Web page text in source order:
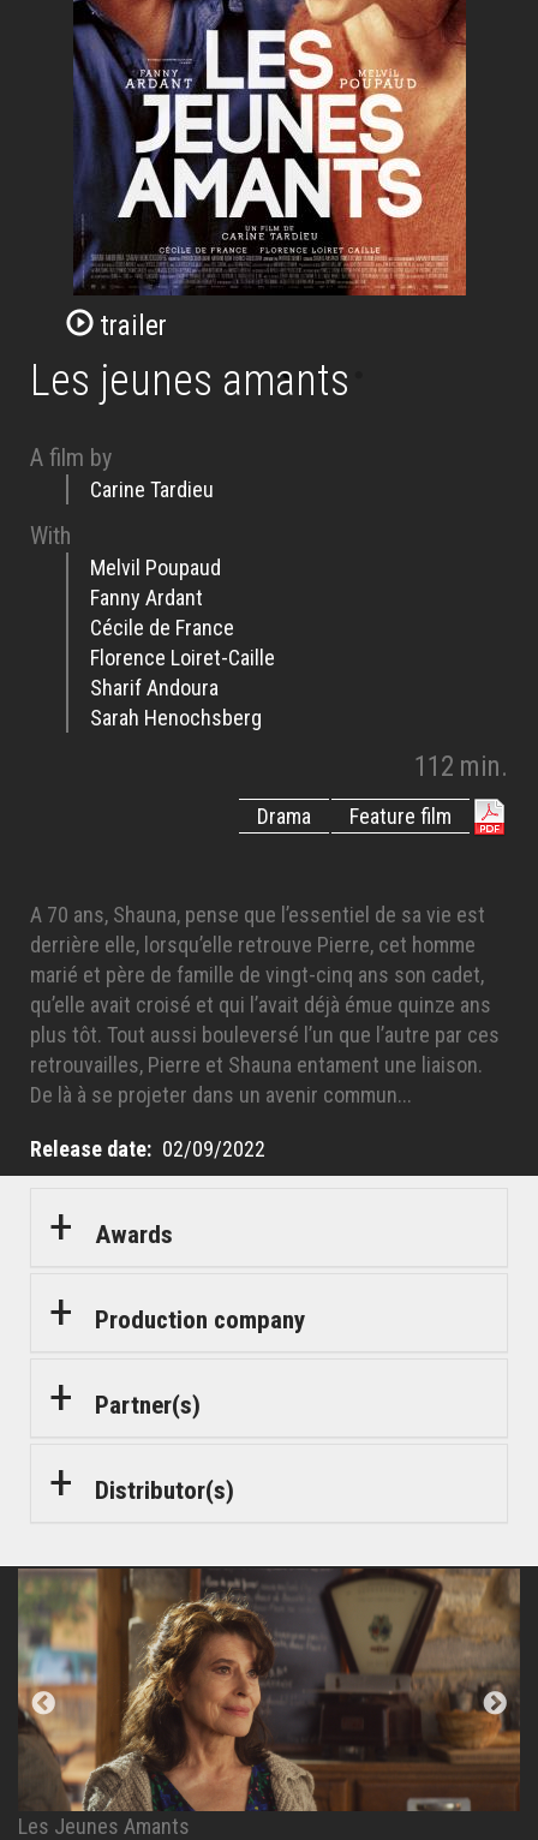
trailer
Les jeunes amants
A film by
Carine Tardieu
With
Melvil Poupaud
Fanny Ardant
Cécile de France
Florence Loiret-Caille
Sharif Andoura
Sarah Henochsberg
112 min.
Feature film
Drama
A 70 ans, Shauna, pense que l’essentiel de sa vie est
derrière elle, lorsqu’elle retrouve Pierre, cet homme
marié et père de famille de vingt-cinq ans son cadet,
qu’elle avait croisé et qui l’avait déjà émue quinze ans
plus tôt. Tout aussi bouleversé l’un que l’autre par ces
retrouvailles, Pierre et Shauna entament une liaison.
De là à se projeter dans un avenir commun...
Release date 02/09/2022
Awards
Production company
Partner(s)
Distributor(s)
Les Jeunes Amants
Les Jeunes Amants
Les Jeunes Amants